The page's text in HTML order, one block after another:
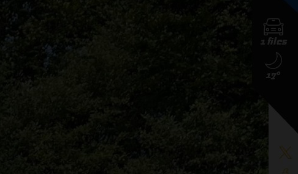
1 files
17°
OVER GRAND PRIX RADIO
FOUNDERS
GRAND PRIX RADIO TEAM